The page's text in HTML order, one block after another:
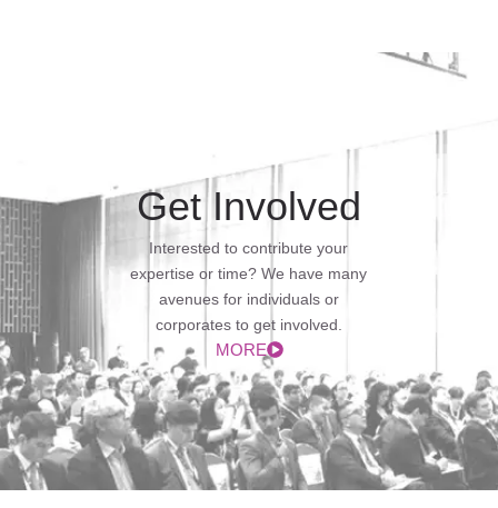
Get Involved
Interested to contribute your
expertise or time? We have many
avenues for individuals or
corporates to get involved.
MORE